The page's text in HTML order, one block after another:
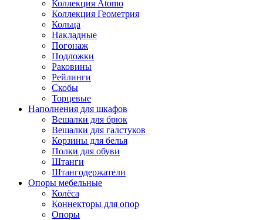
Коллекция Atomo
Коллекция Геометрия
Кольца
Накладные
Погонаж
Подложки
Раковины
Рейлинги
Скобы
Торцевые
Наполнения для шкафов
Вешалки для брюк
Вешалки для галстуков
Корзины для белья
Полки для обуви
Штанги
Штангодержатели
Опоры мебельные
Колёса
Коннекторы для опор
Опоры